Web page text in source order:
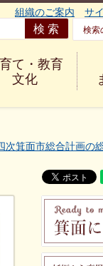
組織のご案内 サ
検索
て・教育
文化
次箕面市総合計画の